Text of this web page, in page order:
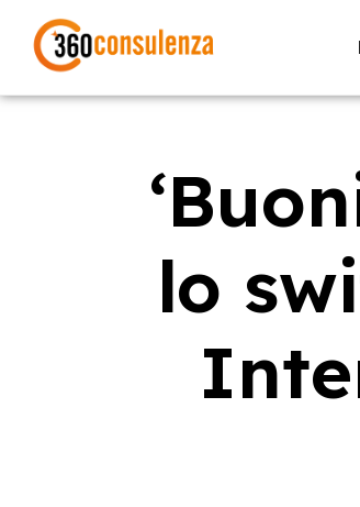
NIS2 Bandi
Inizia a digitare per visualizzare
lo